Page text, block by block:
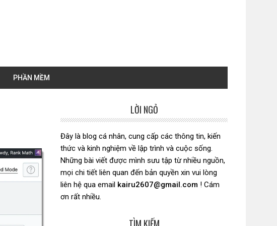
PHẦN MỀM
chính
LỜI NGỎ
Đây là blog cá nhân, cung cấp các thông tin, kiến
thức và kinh nghiệm về lập trình và cuộc sống.
Những bài viết được mình sưu tập từ nhiều nguồn,
mọi chi tiết liên quan đến bản quyền xin vui lòng
liên hệ qua email kairu2607@gmail.com ! Cám
ơn rất nhiều.